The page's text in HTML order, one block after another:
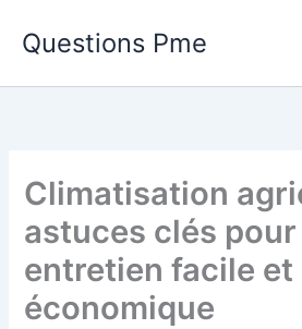
Questions Pme
Climatisation
astuces clés pour
entretien facile et
économique